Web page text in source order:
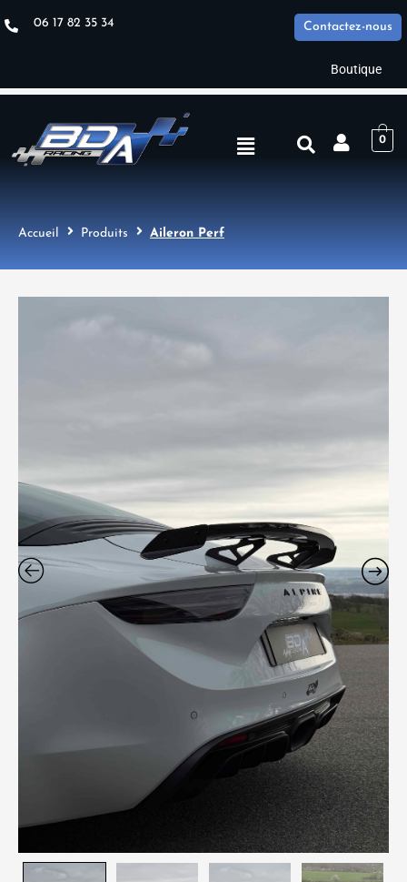
au
06 17 82 35 34 Contactez-nous
Boutique
Menu 0
Accueil Produits Aileron Perf